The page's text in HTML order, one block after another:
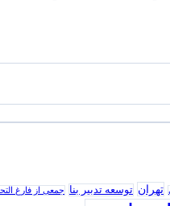
تهران توسعه تدبير بنا جمعی از فارغ